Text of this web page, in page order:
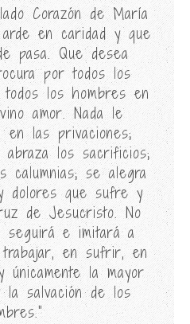
Corazón de María
en caridad y que
pasa. Que desea
por todos los
los hombres en
amor. Nada le
las privaciones;
abraza los sacrificios;
calumnias; se alegra
dolores que sufre y
de Jesucristo. No
seguirá e imitará a
en sufrir, en
únicamente la mayor
salvación de los